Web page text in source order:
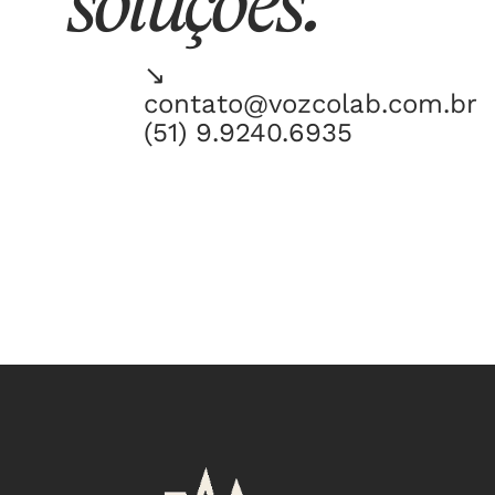
CONTATO
↘
contato@vozcolab.com.br
(51) 9.9240.6935